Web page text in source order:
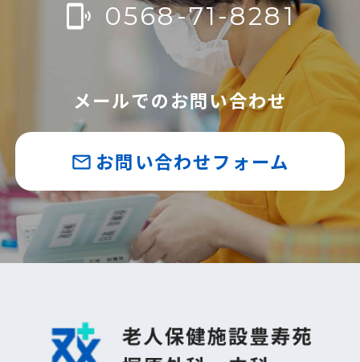
phonelink_ring 0568-71-8281
メールでのお問い合わせ
mail_outline お問い合わせフォーム